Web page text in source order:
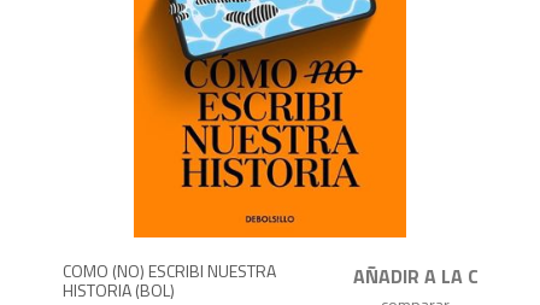
COMO (NO) ESCRIBI NUESTRA
HISTORIA (BOL)